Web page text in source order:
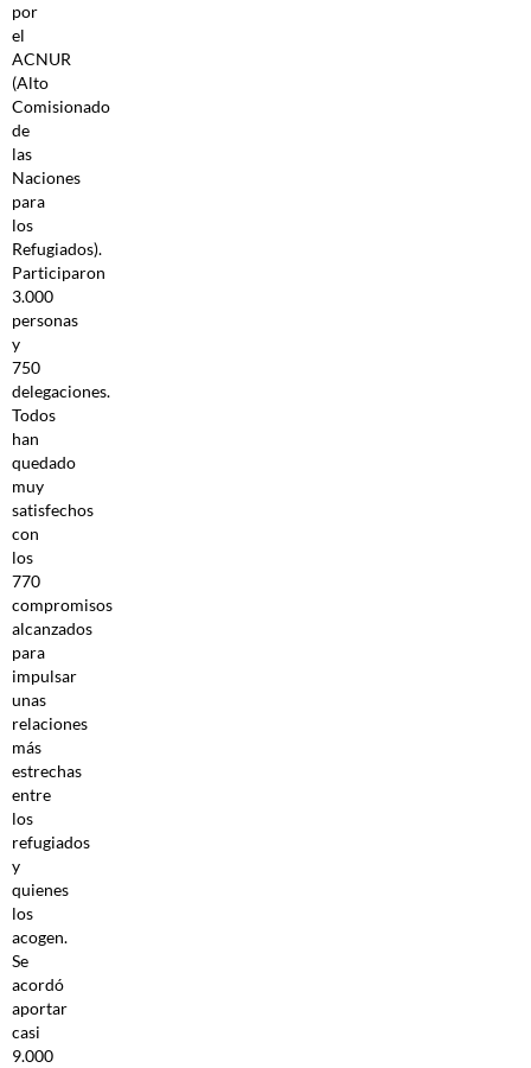
por
el
ACNUR
(Alto
Comisionado
de
las
Naciones
para
los
Refugiados).
Participaron
3.000
personas
y
750
delegaciones.
Todos
han
quedado
muy
satisfechos
con
los
770
compromisos
alcanzados
para
impulsar
unas
relaciones
más
estrechas
entre
los
refugiados
y
quienes
los
acogen.
Se
acordó
aportar
casi
9.000